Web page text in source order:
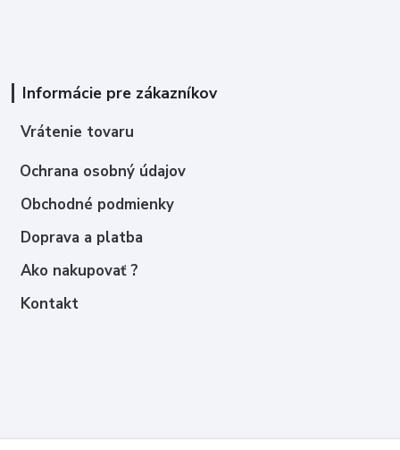
Informácie pre zákazníkov
Vrátenie tovaru
Ochrana osobný údajov
Obchodné podmienky
Doprava a platba
Ako nakupovať ?
Kontakt